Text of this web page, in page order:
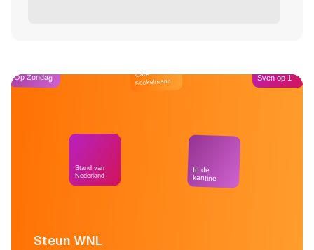
Steun WNL
Op Zondag
Stand van
Nederland
Café
Kockelmann
In de
kantine
Sven op 1